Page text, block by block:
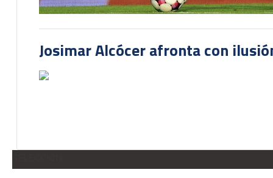
Josimar Alcócer afronta con